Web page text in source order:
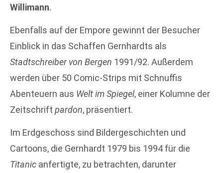
Willimann.
Ebenfalls auf der Empore gewinnt der Besucher
Einblick in das Schaffen Gernhardts als
Stadtschreiber von Bergen 1991/92. Außerdem
werden über 50 Comic-Strips mit Schnuffis
Abenteuern aus Welt im Spiegel, einer Kolumne der
Zeitschrift pardon, präsentiert.
Im Erdgeschoss sind Bildergeschichten und
Cartoons, die Gernhardt 1979 bis 1994 für die
Titanic anfertigte, zu betrachten, darunter